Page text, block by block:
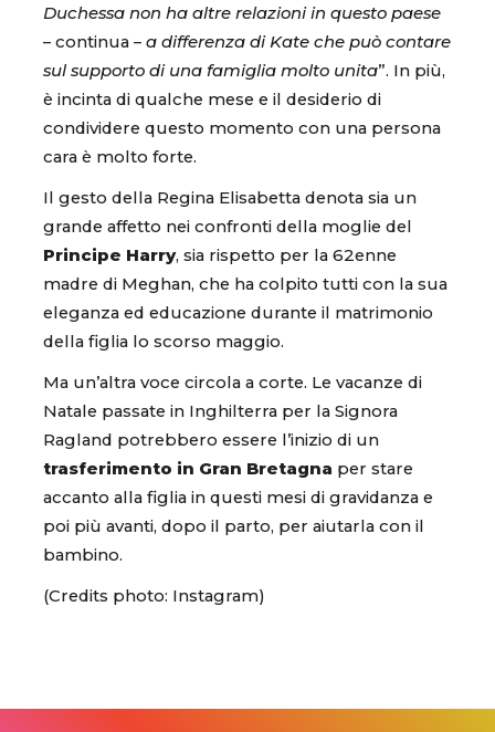
Duchessa non ha altre relazioni in questo paese
– continua – a differenza di Kate che può contare
sul supporto di una famiglia molto unita”. In più,
è incinta di qualche mese e il desiderio di
condividere questo momento con una persona
cara è molto forte.
Il gesto della Regina Elisabetta denota sia un
grande affetto nei confronti della moglie del
Principe Harry, sia rispetto per la 62enne
madre di Meghan, che ha colpito tutti con la sua
eleganza ed educazione durante il matrimonio
della figlia lo scorso maggio.
Ma un’altra voce circola a corte. Le vacanze di
Natale passate in Inghilterra per la Signora
Ragland potrebbero essere l’inizio di un
trasferimento in Gran Bretagna per stare
accanto alla figlia in questi mesi di gravidanza e
poi più avanti, dopo il parto, per aiutarla con il
bambino.
(Credits photo: Instagram)